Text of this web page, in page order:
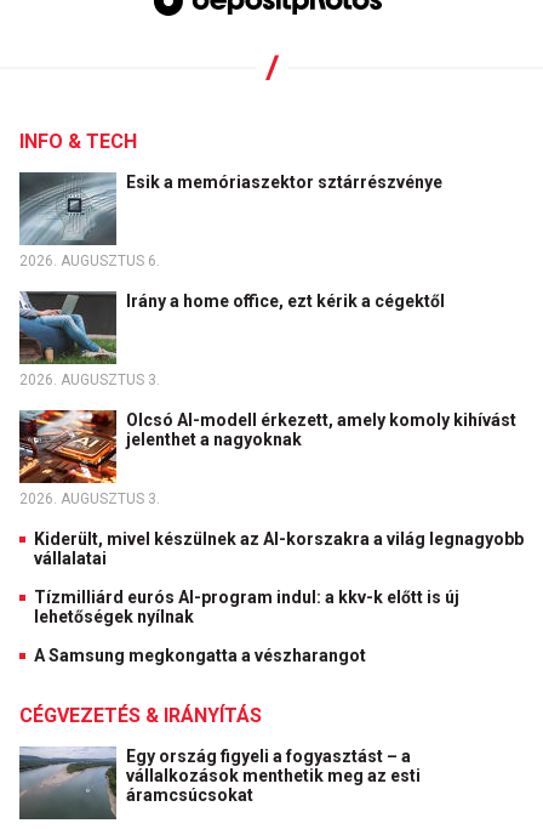
INFO & TECH
Esik a memóriaszektor sztárrészvénye
2026. AUGUSZTUS 6.
Irány a home office, ezt kérik a cégektől
2026. AUGUSZTUS 3.
Olcsó AI-modell érkezett, amely komoly kihívást
jelenthet a nagyoknak
2026. AUGUSZTUS 3.
Kiderült, mivel készülnek az AI-korszakra a világ legnagyobb
vállalatai
Tízmilliárd eurós AI-program indul: a kkv-k előtt is új
lehetőségek nyílnak
A Samsung megkongatta a vészharangot
CÉGVEZETÉS & IRÁNYÍTÁS
Egy ország figyeli a fogyasztást – a
vállalkozások menthetik meg az esti
áramcsúcsokat